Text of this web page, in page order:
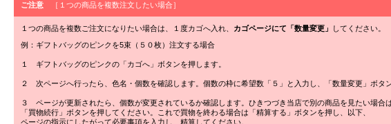
ご注意 ［１つの商品を複数注文したい場合］
１つの商品を複数ご注文になりたい場合は、１度カゴへ入れ、 カゴページにて「数量変更」
してください。
例：ギフトバッグのピンクを5束（５０枚）注文する場合
１ ギフトバッグのピンクの「カゴへ」ボタンを押します。
２ 次ページへ行ったら、色名・個数を確認します。個数の枠に希望数「５」と入力し、「数量変更」ボタ
３ ページが更新されたら、個数が変更されているか確認します。ひきつづき当店で別の商品を見たい場合
「買物続行」ボタンを押してください。これで買物を終わる場合は「精算する」ボタンを押し、以下、
ページの指示にしたがって必要事項を入力し、精算してください。